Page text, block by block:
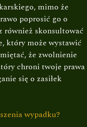
mimo że
poprosić go o
również skonsultować
który może wystawić
że zwolnienie
chroni twoje prawa
się o zasiłek
wypadku?